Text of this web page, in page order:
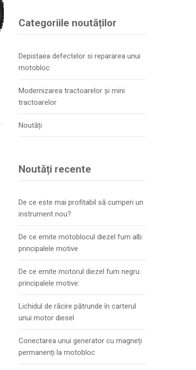
Categoriile noutăților
Depistaea defectelor si repararea unui
motobloc
Modernizarea tractoarelor și mini
tractoarelor
Noutăți
Noutăți recente
De ce este mai profitabil să cumperi un
instrument nou?
De ce emite motoblocul diezel fum alb:
principalele motive
De ce emite motorul diezel fum negru:
principalele motive:
Lichidul de răcire pătrunde în carterul
unui motor diesel
Conectarea unui generator cu magneți
permanenți la motobloc